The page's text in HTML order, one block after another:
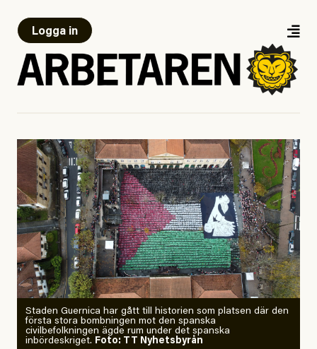
Logga in
Staden Guernica har gått till historien som platsen där den
första stora bombningen mot den spanska
civilbefolkningen ägde rum under det spanska
inbördeskriget. Foto: TT Nyhetsbyrån